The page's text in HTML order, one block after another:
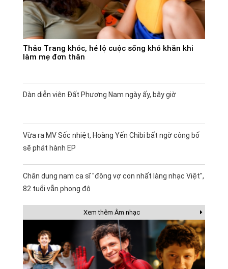
Thảo Trang khóc, hé lộ cuộc sống khó khăn khi
làm mẹ đơn thân
Dàn diễn viên Đất Phương Nam ngày ấy, bây giờ
Vừa ra MV Sốc nhiệt, Hoàng Yến Chibi bất ngờ công bố
sẽ phát hành EP
Chân dung nam ca sĩ "đông vợ con nhất làng nhạc Việt",
82 tuổi vẫn phong độ
Xem thêm Âm nhạc